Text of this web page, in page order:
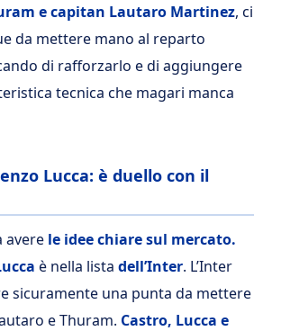
e capitan Lautaro Martinez, ci
da mettere mano al reparto
di rafforzarlo e di aggiungere
tecnica che magari manca
Lucca: è duello con il
avere le idee chiare sul mercato.
è nella lista dell’Inter. L’Inter
sicuramente una punta da mettere
e Thuram. Castro, Lucca e